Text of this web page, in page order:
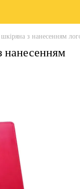
з нанесенням
нанесенням